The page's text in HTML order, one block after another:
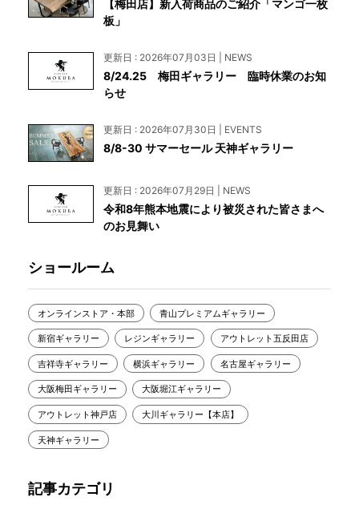
【梅田店】新入荷商品のご紹介「マンゴ一枚
板」
更新日 : 2026年07月03日 | NEWS
8/24.25 梅田ギャラリー 臨時休業のお知
らせ
更新日 : 2026年07月30日 | EVENTS
8/8-30 サマーセール 天神ギャラリー
更新日 : 2026年07月29日 | NEWS
令和8年熊本地震により被災された皆さまへ
のお見舞い
ショールーム
オンラインストア・本部 青山プレミアムギャラリー
新宿ギャラリー レジンギャラリー アウトレット五反田店
吉祥寺ギャラリー 横浜ギャラリー 名古屋ギャラリー
大阪梅田ギャラリー 大阪堀江ギャラリー
アウトレット神戸店 大川ギャラリー【本店】
天神ギャラリー
記事カテゴリ